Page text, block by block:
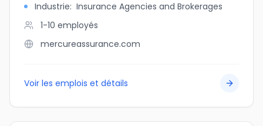
Industrie: Insurance Agencies and Brokerages
1-10 employés
mercureassurance.com
Voir les emplois et détails